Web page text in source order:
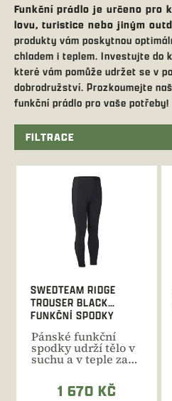
Funkční prádlo je určeno pro
lovu, turistice nebo jiným
produkty vám poskytnou
chladem i teplem. Investujte do
které vám pomůže udržet se v
dobrodružství. Prozkoumejte
funkční prádlo pro vaše potřeby!
FILTRACE
SWEDTEAM RIDGE
TROUSER BLACK
FUNKČNÍ SPODKY
Pánské funkční
spodky udrží tělo v
suchu a v teple za
všech podmínek.
Extra...1 670 KČ